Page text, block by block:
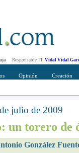
Responsable TI: Vidal Vidal
Opinión Creación
julio de 2009
un torero de
González